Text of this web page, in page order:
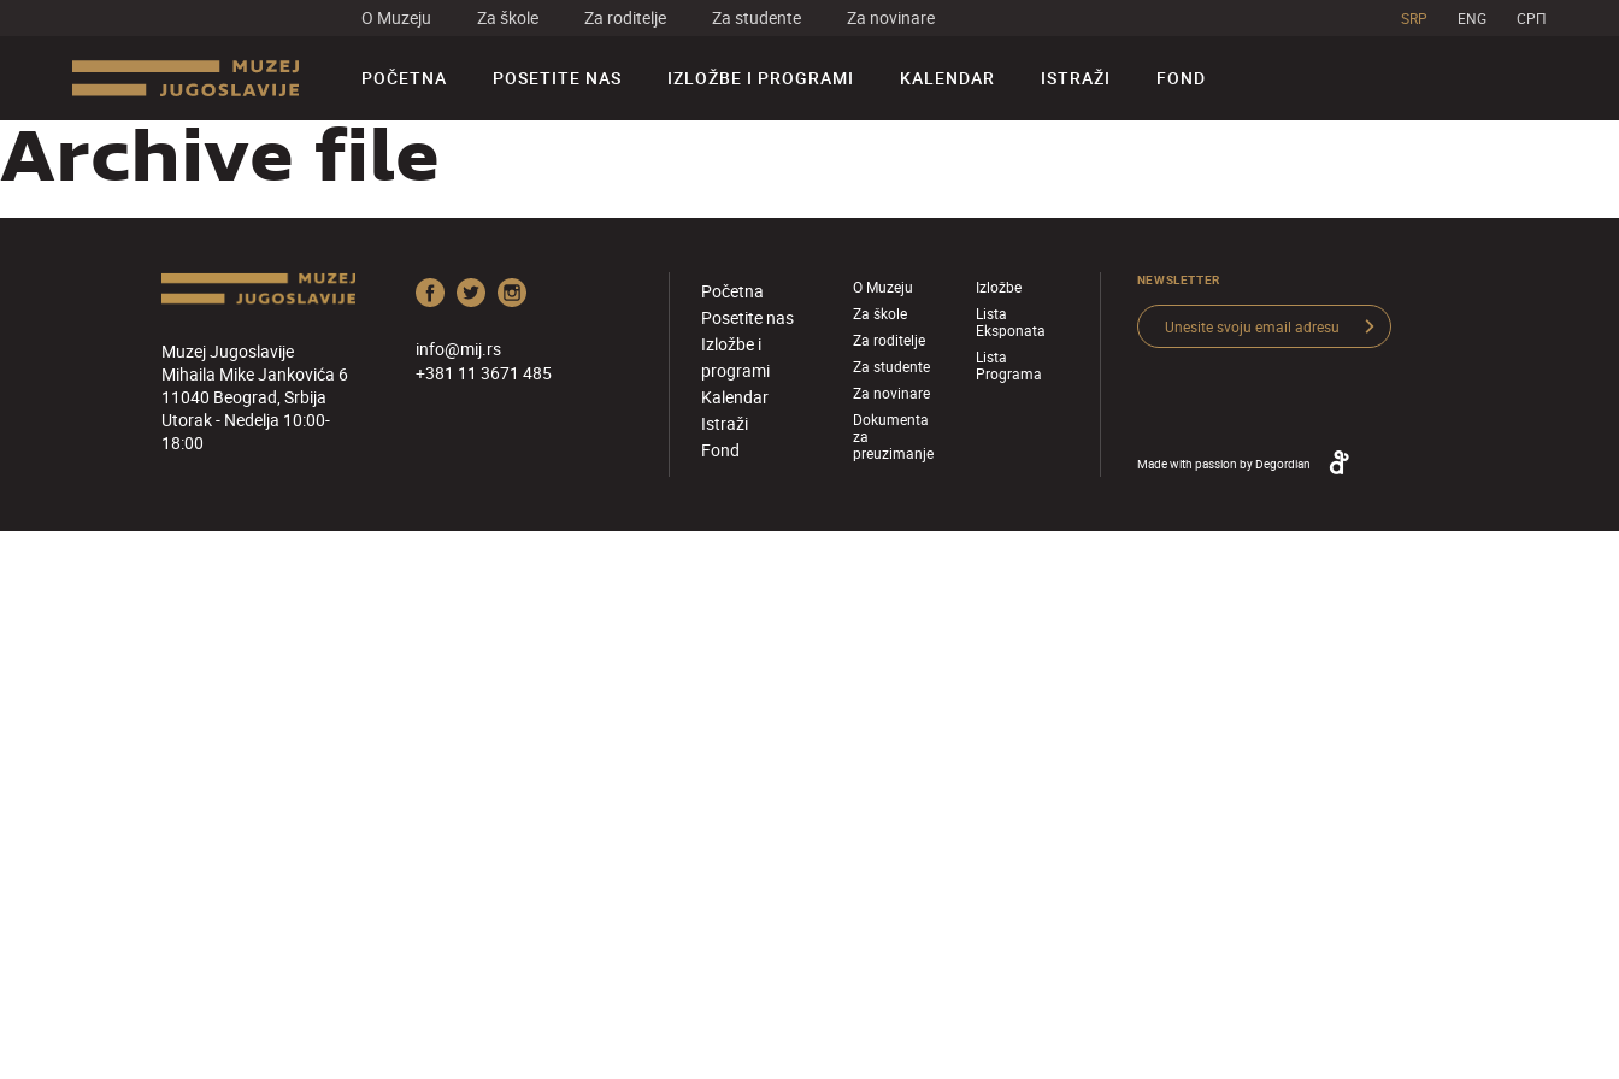
O Muzeju Za škole Za roditelje Za studente Za novinare SRP ENG CPП
POČETNA POSETITE NAS IZLOŽBE I PROGRAMI KALENDAR ISTRAŽI FOND
Archive file
Muzej Jugoslavije
Mihaila Mike Jankovića 6
11040 Beograd, Srbija
Utorak - Nedelja 10:00-
18:00
info@mij.rs
+381 11 3671 485
Početna
Posetite nas
Izložbe i
programi
Kalendar
Istraži
Fond
O Muzeju
Za škole
Za roditelje
Za studente
Za novinare
Dokumenta
za
preuzimanje
Izložbe
Lista
Eksponata
Lista
Programa
NEWSLETTER
Made with passion byDegordian